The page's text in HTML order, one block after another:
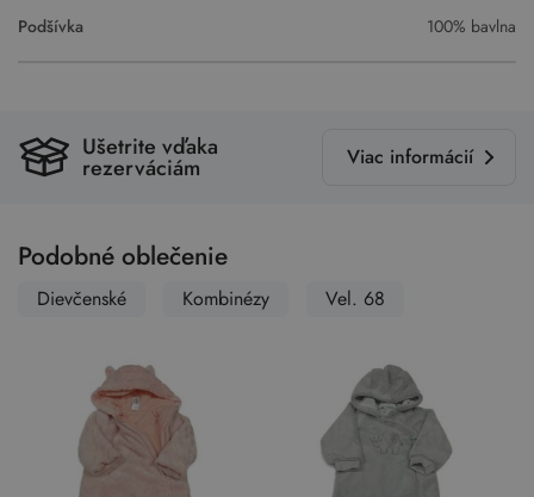
Podšívka
100% bavlna
Ušetrite vďaka
rezerváciám Viac informácií
Podobné oblečenie
Dievčenské Kombinézy Vel. 68